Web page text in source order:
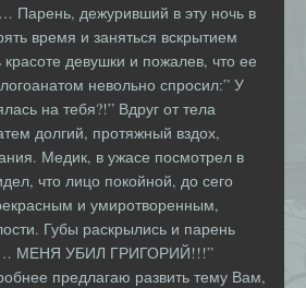
Парень, дежуривший в эту ночь в
время и заняться вскрытием
девушки и пожалев, что ее
невольно спросил:” У
на тебя?!” Вдруг от тела
долгий, протяжный вздох,
Медик, в ужасе посмотрел в
что лицо покойной, до сего
и умиротворенным,
Губы раскрылись и парень
МЕНЯ УБИЛ ГРИГОРИЙ!!!”
предлагаю развить тему Вам,